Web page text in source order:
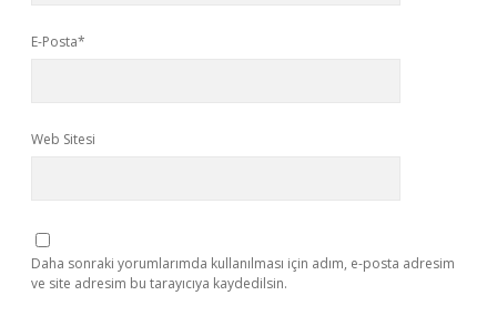
E-Posta*
Web Sitesi
Daha sonraki yorumlarımda kullanılması için adım, e-posta adresim
ve site adresim bu tarayıcıya kaydedilsin.